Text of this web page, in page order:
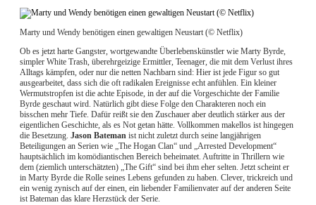
Marty und Wendy benötigen einen gewaltigen Neustart (© Netflix)
Ob es jetzt harte Gangster, wortgewandte Überlebenskünstler wie Marty Byrde,
simpler White Trash, überehrgeizige Ermittler, Teenager, die mit dem Verlust ihres
Alltags kämpfen, oder nur die netten Nachbarn sind: Hier ist jede Figur so gut
ausgearbeitet, dass sich die oft radikalen Ereignisse echt anfühlen. Ein kleiner
Wermutstropfen ist die achte Episode, in der auf die Vorgeschichte der Familie
Byrde geschaut wird. Natürlich gibt diese Folge den Charakteren noch ein
bisschen mehr Tiefe. Dafür reißt sie den Zuschauer aber deutlich stärker aus der
eigentlichen Geschichte, als es Not getan hätte. Vollkommen makellos ist hingegen
die Besetzung. Jason Bateman ist nicht zuletzt durch seine langjährigen
Beteiligungen an Serien wie „The Hogan Clan“ und „Arrested Development“
hauptsächlich im komödiantischen Bereich beheimatet. Auftritte in Thrillern wie
dem (ziemlich unterschätzten) „The Gift“ sind bei ihm eher selten. Jetzt scheint er
in Marty Byrde die Rolle seines Lebens gefunden zu haben. Clever, trickreich und
ein wenig zynisch auf der einen, ein liebender Familienvater auf der anderen Seite
ist Bateman das klare Herzstück der Serie.